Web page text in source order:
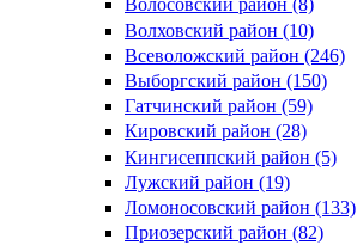
Волосовский район (8)
Волховский район (10)
Всеволожский район (246)
Выборгский район (150)
Гатчинский район (59)
Кировский район (28)
Кингисеппский район (5)
Лужский район (19)
Ломоносовский район (133)
Приозерский район (82)